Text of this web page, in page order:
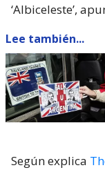
‘Albiceleste’,
Lee también...
Según explica